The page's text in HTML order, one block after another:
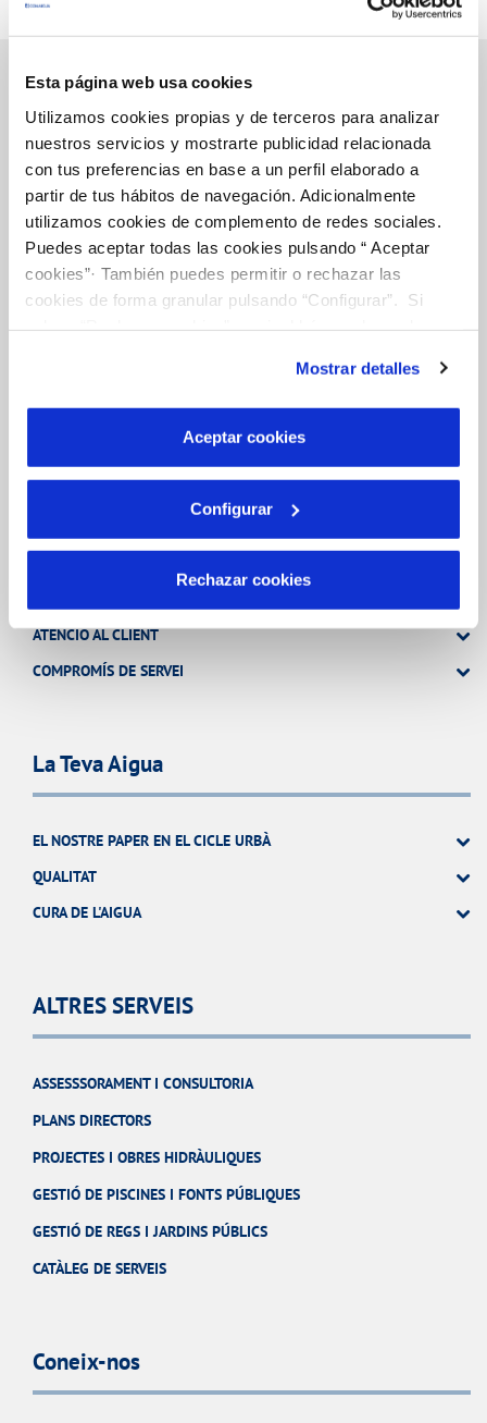
Esta página web usa cookies
Utilizamos cookies propias y de terceros para analizar
nuestros servicios y mostrarte publicidad relacionada
con tus preferencias en base a un perfil elaborado a
partir de tus hábitos de navegación. Adicionalmente
utilizamos cookies de complemento de redes sociales.
Puedes aceptar todas las cookies pulsando “ Aceptar
cookies”· También puedes permitir o rechazar las
cookies de forma granular pulsando “Configurar”. Si
son indispensables para que el sitio web funcione y que
por tanto no se pueden desactivar. Puedes consultar
más información en nuestraPolítica de Cookies
Mostrar detalles
Aceptar cookies
Configurar
Rechazar cookies
Gestions en Línia
FACTURES, PAGAMENTS I CONSUMS
CONTRACTES
MODIFICACIÓ DE DADES
ATENCIÓ AL CLIENT
COMPROMÍS DE SERVEI
La Teva Aigua
EL NOSTRE PAPER EN EL CICLE URBÀ
QUALITAT
CURA DE L'AIGUA
ALTRES SERVEIS
ASSESSSORAMENT I CONSULTORIA
PLANS DIRECTORS
PROJECTES I OBRES HIDRÀULIQUES
GESTIÓ DE PISCINES I FONTS PÚBLIQUES
GESTIÓ DE REGS I JARDINS PÚBLICS
CATÀLEG DE SERVEIS
Coneix-nos